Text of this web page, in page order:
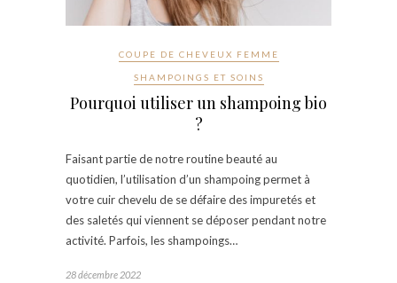
COUPE DE CHEVEUX FEMME
SHAMPOINGS ET SOINS
Pourquoi utiliser un shampoing bio
?
Faisant partie de notre routine beauté au
quotidien, l’utilisation d’un shampoing permet à
votre cuir chevelu de se défaire des impuretés et
des saletés qui viennent se déposer pendant notre
activité. Parfois, les shampoings…
28 décembre 2022